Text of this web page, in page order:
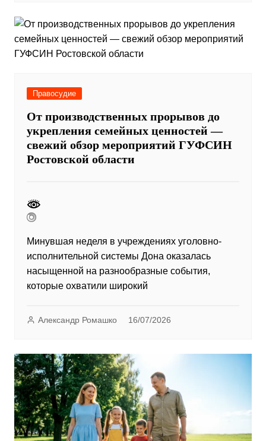
Правосудие
От производственных прорывов до
укрепления семейных ценностей —
свежий обзор мероприятий ГУФСИН
Ростовской области
Минувшая неделя в учреждениях уголовно-
исполнительной системы Дона оказалась
насыщенной на разнообразные события,
которые охватили широкий
Александр Ромашко 16/07/2026